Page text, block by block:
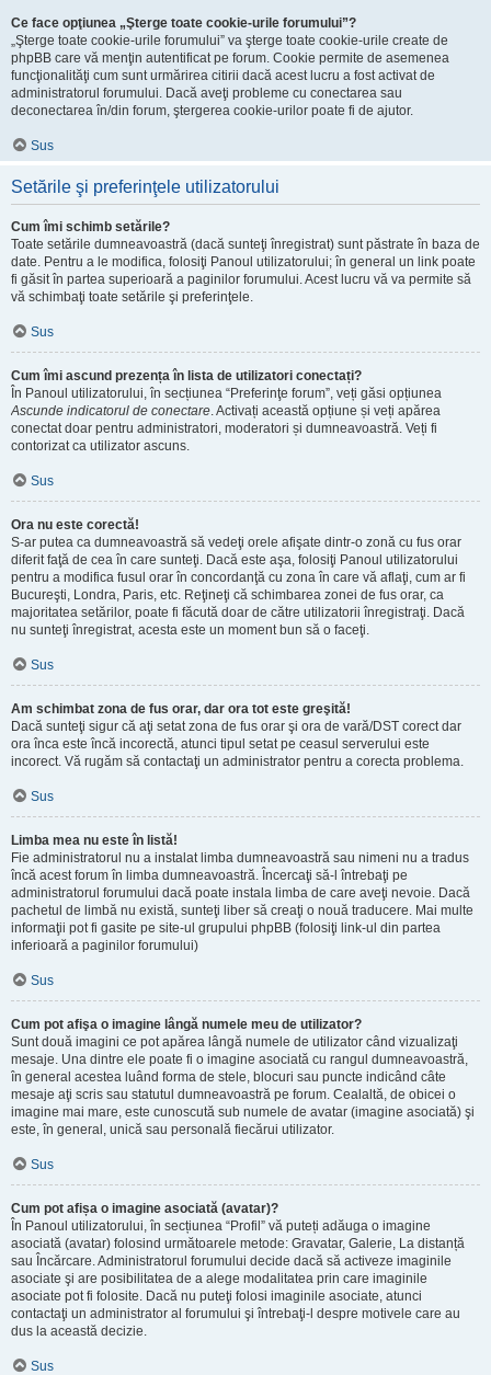
Ce face opţiunea „Şterge toate cookie-urile forumului”?
„Şterge toate cookie-urile forumului” va şterge toate cookie-urile create de
phpBB care vă menţin autentificat pe forum. Cookie permite de asemenea
funcţionalităţi cum sunt urmărirea citirii dacă acest lucru a fost activat de
administratorul forumului. Dacă aveţi probleme cu conectarea sau
deconectarea în/din forum, ştergerea cookie-urilor poate fi de ajutor.
Sus
Setările şi preferinţele utilizatorului
Cum îmi schimb setările?
Toate setările dumneavoastră (dacă sunteţi înregistrat) sunt păstrate în baza de
date. Pentru a le modifica, folosiţi Panoul utilizatorului; în general un link poate
fi găsit în partea superioară a paginilor forumului. Acest lucru vă va permite să
vă schimbaţi toate setările şi preferinţele.
Sus
Cum îmi ascund prezența în lista de utilizatori conectați?
În Panoul utilizatorului, în secțiunea “Preferinţe forum”, veți găsi opțiunea
Ascunde indicatorul de conectare. Activați această opțiune și veți apărea
conectat doar pentru administratori, moderatori și dumneavoastră. Veți fi
contorizat ca utilizator ascuns.
Sus
Ora nu este corectă!
S-ar putea ca dumneavoastră să vedeţi orele afişate dintr-o zonă cu fus orar
diferit faţă de cea în care sunteţi. Dacă este aşa, folosiţi Panoul utilizatorului
pentru a modifica fusul orar în concordanţă cu zona în care vă aflaţi, cum ar fi
Bucureşti, Londra, Paris, etc. Reţineţi că schimbarea zonei de fus orar, ca
majoritatea setărilor, poate fi făcută doar de către utilizatorii înregistraţi. Dacă
nu sunteţi înregistrat, acesta este un moment bun să o faceţi.
Sus
Am schimbat zona de fus orar, dar ora tot este greşită!
Dacă sunteţi sigur că aţi setat zona de fus orar şi ora de vară/DST corect dar
ora înca este încă incorectă, atunci tipul setat pe ceasul serverului este
incorect. Vă rugăm să contactaţi un administrator pentru a corecta problema.
Sus
Limba mea nu este în listă!
Fie administratorul nu a instalat limba dumneavoastră sau nimeni nu a tradus
încă acest forum în limba dumneavoastră. Încercaţi să-l întrebaţi pe
administratorul forumului dacă poate instala limba de care aveţi nevoie. Dacă
pachetul de limbă nu există, sunteţi liber să creaţi o nouă traducere. Mai multe
informaţii pot fi gasite pe site-ul grupului phpBB (folosiţi link-ul din partea
inferioară a paginilor forumului)
Sus
Cum pot afişa o imagine lângă numele meu de utilizator?
Sunt două imagini ce pot apărea lângă numele de utilizator când vizualizaţi
mesaje. Una dintre ele poate fi o imagine asociată cu rangul dumneavoastră,
în general acestea luând forma de stele, blocuri sau puncte indicând câte
mesaje aţi scris sau statutul dumneavoastră pe forum. Cealaltă, de obicei o
imagine mai mare, este cunoscută sub numele de avatar (imagine asociată) şi
este, în general, unică sau personală fiecărui utilizator.
Sus
Cum pot afișa o imagine asociată (avatar)?
În Panoul utilizatorului, în secțiunea “Profil” vă puteți adăuga o imagine
asociată (avatar) folosind următoarele metode: Gravatar, Galerie, La distanță
sau Încărcare. Administratorul forumului decide dacă să activeze imaginile
asociate şi are posibilitatea de a alege modalitatea prin care imaginile
asociate pot fi folosite. Dacă nu puteţi folosi imaginile asociate, atunci
contactaţi un administrator al forumului şi întrebaţi-l despre motivele care au
dus la această decizie.
Sus